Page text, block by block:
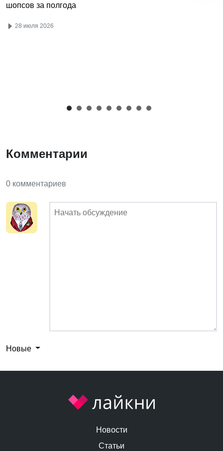
шопсов за полгода
28 июля 2026
Комментарии
0 комментариев
Новые
Новости
Статьи